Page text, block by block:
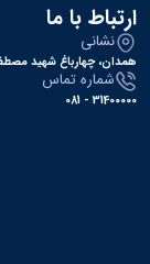
ارتباط با ما
نشانی
همدان، چهارباغ شهید
شماره تماس
31400000 - 081